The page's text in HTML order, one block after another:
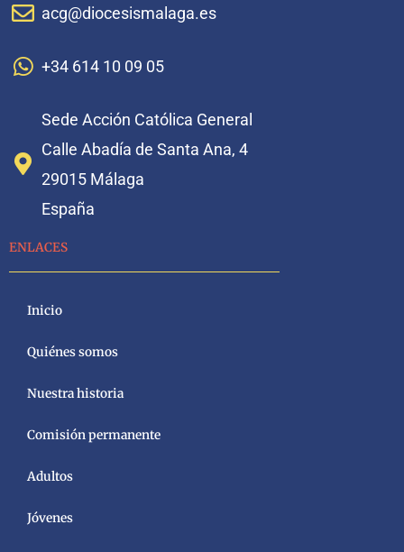
acg@diocesismalaga.es
+34 614 10 09 05
Sede Acción Católica General
Calle Abadía de Santa Ana, 4
29015 Málaga
España
ENLACES
Inicio
Quiénes somos
Nuestra historia
Comisión permanente
Adultos
Jóvenes